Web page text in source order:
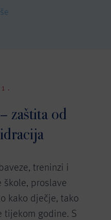
zaštita od
treninzi i
škole, proslave
kako dječje, tako
tijekom godine. S